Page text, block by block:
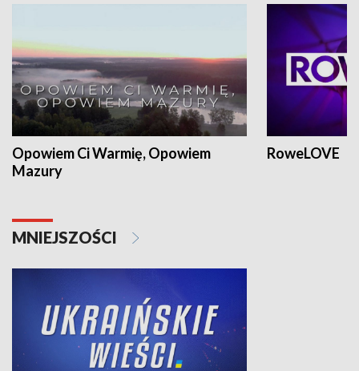
Opowiem Ci Warmię, Opowiem
Mazury
RoweLOVE
MNIEJSZOŚCI